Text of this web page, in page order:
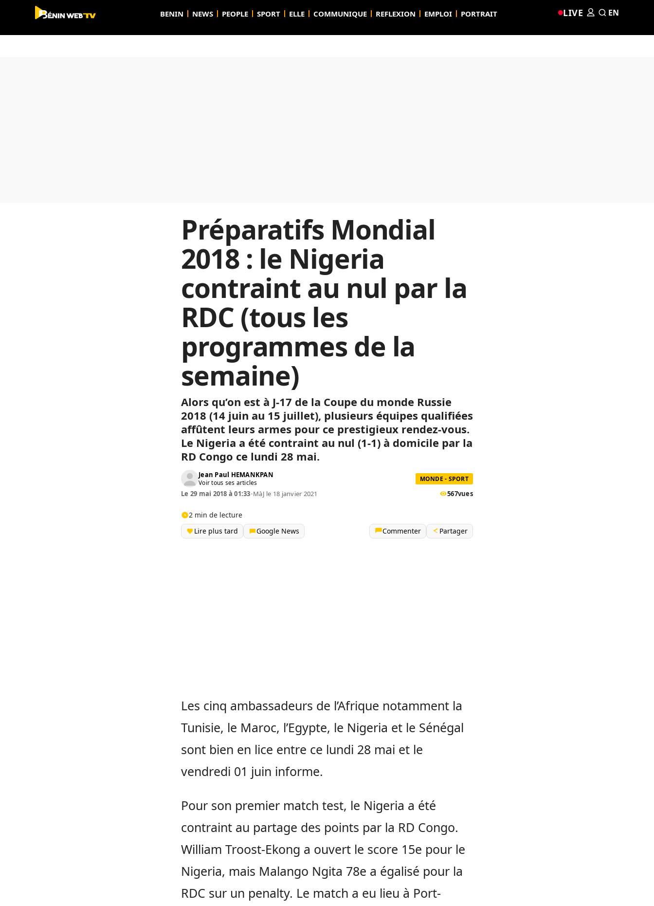
BENIN NEWS PEOPLE SPORT ELLE COMMUNIQUE REFLEXION EMPLOI PORTRAIT LIVE EN
Préparatifs Mondial
2018 : le Nigeria
contraint au nul par la
RDC (tous les
programmes de la
semaine)
Alors qu’on est à J-17 de la Coupe du monde Russie
2018 (14 juin au 15 juillet), plusieurs équipes qualifiées
affûtent leurs armes pour ce prestigieux rendez-vous.
Le Nigeria a été contraint au nul (1-1) à domicile par la
RD Congo ce lundi 28 mai.
Jean Paul HEMANKPAN
Voir tous ses articles MONDE - SPORT
Le 29 mai 2018 à 01:33•MàJ le 18 janvier 2021 567vues
2 min de lecture
Lire plus tard
Google News Commenter Partager
Les cinq ambassadeurs de l’Afrique notamment la
Tunisie, le Maroc, l’Egypte, le Nigeria et le Sénégal
sont bien en lice entre ce lundi 28 mai et le
vendredi 01 juin informe.
Pour son premier match test, le Nigeria a été
contraint au partage des points par la RD Congo.
William Troost-Ekong a ouvert le score 15e pour le
Nigeria, mais Malango Ngita 78e a égalisé pour la
RDC sur un penalty. Le match a eu lieu à Port-